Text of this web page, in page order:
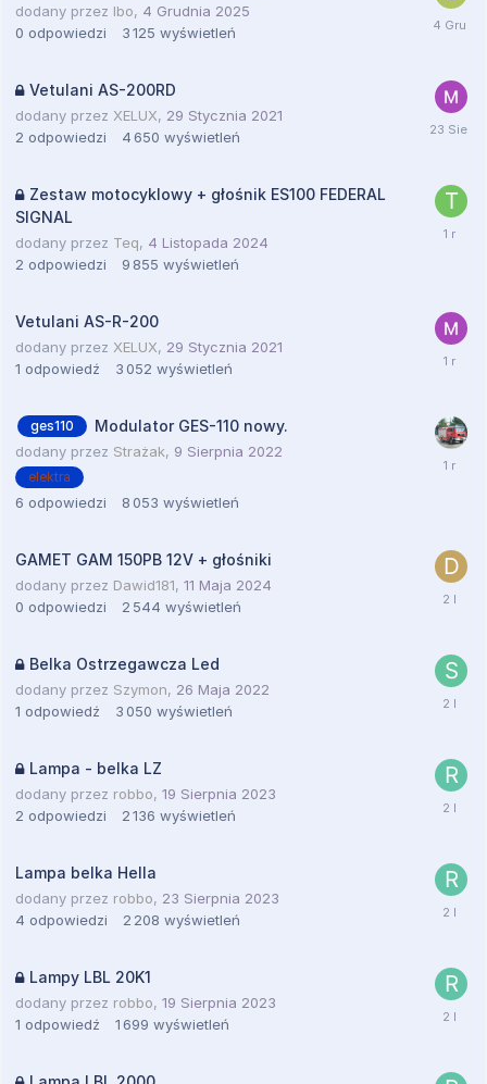
dodany przez lbo, 4 Grudnia 2025
0 odpowiedzi 3 125 wyświetleń
Vetulani AS-200RD
dodany przez XELUX, 29 Stycznia 2021
2 odpowiedzi 4 650 wyświetleń
Zestaw motocyklowy + głośnik ES100 FEDERAL
SIGNAL
dodany przez Teq, 4 Listopada 2024
2 odpowiedzi 9 855 wyświetleń
Vetulani AS-R-200
dodany przez XELUX, 29 Stycznia 2021
1 odpowiedź 3 052 wyświetleń
ges110 Modulator GES-110 nowy.
dodany przez Strażak, 9 Sierpnia 2022
elektra
6 odpowiedzi 8 053 wyświetleń
GAMET GAM 150PB 12V + głośniki
dodany przez Dawid181, 11 Maja 2024
0 odpowiedzi 2 544 wyświetleń
Belka Ostrzegawcza Led
dodany przez Szymon, 26 Maja 2022
1 odpowiedź 3 050 wyświetleń
Lampa - belka LZ
dodany przez robbo, 19 Sierpnia 2023
2 odpowiedzi 2 136 wyświetleń
Lampa belka Hella
dodany przez robbo, 23 Sierpnia 2023
4 odpowiedzi 2 208 wyświetleń
Lampy LBL 20K1
dodany przez robbo, 19 Sierpnia 2023
1 odpowiedź 1 699 wyświetleń